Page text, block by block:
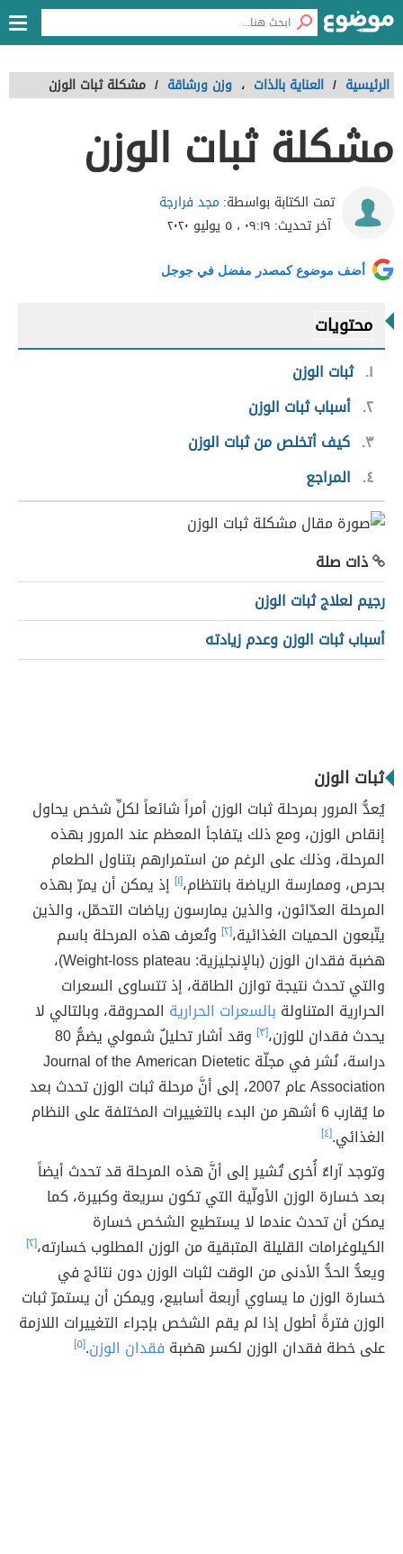
الرئيسية / العناية بالذات ، وزن ورشاقة / مشكلة ثبات الوزن
مشكلة ثبات الوزن
تمت الكتابة بواسطة: مجد فرارجة
آخر تحديث: ٠٩:١٩ ، ٥ يوليو ٢٠٢٠
أضف موضوع كمصدر مفضل في جوجل
محتويات
١ ثبات الوزن
٢ أسباب ثبات الوزن
٣ كيف أتخلص من ثبات الوزن
٤
المراجع
ذات صلة
رجيم لعلاج ثبات الوزن
أسباب ثبات الوزن وعدم زيادته
ثبات الوزن
يُعدُّ المرور بمرحلة ثبات الوزن أمراً شائعاً لكلِّ شخص يحاول
إنقاص الوزن، ومع ذلك يتفاجأ المعظم عند المرور بهذه
المرحلة، وذلك على الرغم من استمرارهم بتناول الطعام
بحرص، وممارسة الرياضة بانتظام،[١] إذ يمكن أن يمرّ بهذه
المرحلة العدّائون، والذين يمارسون رياضات التحمّل، والذين
يتّبعون الحميات الغذائية،[٢]
وتُعرف هذه المرحلة باسم
هضبة فقدان الوزن (بالإنجليزية: Weight-loss plateau)،
والتي تحدث نتيجة توازن الطاقة، إذ تتساوى السعرات
الحرارية المتناولة بالسعرات الحرارية المحروقة، وبالتالي لا
يحدث فقدان للوزن،[٣]
وقد أشار تحليلٌ شمولي يضمُّ 80
دراسة، نُشر في مجلّة Journal of the American Dietetic
Association عام 2007، إلى أنَّ مرحلة ثبات الوزن تحدث بعد
ما يُقارب 6 أشهر من البدء بالتغييرات المختلفة على النظام
الغذائي.[٤]
وتوجد آراءٌ أُخرى تُشير إلى أنَّ هذه المرحلة قد تحدث أيضاً
بعد خسارة الوزن الأولّية التي تكون سريعة وكبيرة، كما
يمكن أن تحدث عندما لا يستطيع الشخص خسارة
الكيلوغرامات القليلة المتبقية من الوزن المطلوب خسارته،[٢]
ويعدُّ الحدُّ الأدنى من الوقت لثبات الوزن دون نتائج في
خسارة الوزن ما يساوي أربعة أسابيع، ويمكن أن يستمرّ ثبات
الوزن فترةً أطول إذا لم يقم الشخص بإجراء التغييرات اللازمة
على خطة فقدان الوزن لكسر هضبة فقدان الوزن.[٥]